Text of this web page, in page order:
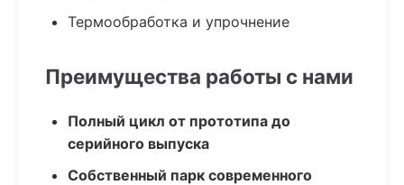
Термообработка и упрочнение
Преимущества работы с нами
Полный цикл от прототипа до
серийного выпуска
Собственный парк современного